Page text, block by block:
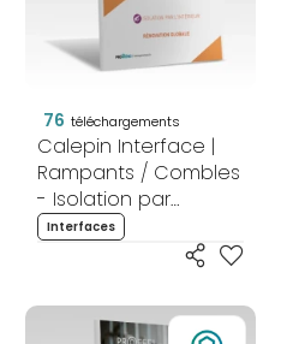
76 téléchargements
Calepin Interface |
Rampants / Combles
- Isolation par
l'intérieur -
Rénovation globale
Interfaces